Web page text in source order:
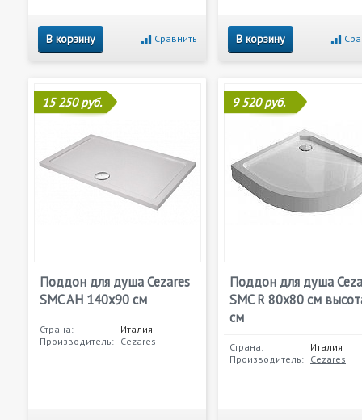
В корзину Сравнить В корзину
15 250 руб.
Поддон для душа Cezares
SMC AH 140x90 см
Страна:
Италия
Производитель: Cezares
9 520 руб.
Поддон для душа
SMC R 80x80 см
см
Страна:
Италия
Производитель: Cezares